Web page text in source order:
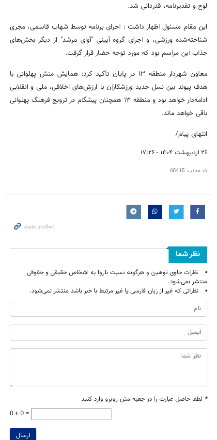
لوح و تقدیرنامه، قدردانی شد.
این مقام مسئول اظهار داشت : اجرای برنامه توسط شهاب قاسمی، مجری
شناخته‌شده ورزشی، و اجرای گروه آیینی "آوای مرشد" از دیگر بخش‌های
جذاب این مراسم بود که مورد توجه حضار قرار گرفت.
معاون شهردار منطقه ۱۳ در پایان تأکید کرد: همایش منش پهلوانی با
هدف پیوند بین نسل جدید ورزشکاران با ارزش‌های اخلاقی، ملی و انقلابی
ادامه‌دار خواهد بود و منطقه ۱۳ همچنان پیشگام در ترویج فرهنگ پهلوانی
باقی خواهد ماند.
انتهای پیام/
۲۶ اردیبهشت ۱۴۰۴ - ۱۷:۲۶
کد مطلب: 68415
نظر شما
نظرات حاوی توهین و هرگونه نسبت ناروا به اشخاص حقیقی و حقوقی
منتشر نمی‌شود.
نظراتی که غیر از زبان فارسی یا غیر مرتبط با خبر باشد منتشر نمی‌شود.
* لطفا حاصل عبارت را در جعبه متن روبرو وارد کنید
0 + 0 =
ارسال